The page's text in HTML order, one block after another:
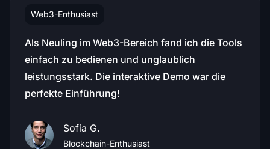
Web3-Enthusiast
Als Neuling im Web3-Bereich fand ich die Tools
einfach zu bedienen und unglaublich
leistungsstark. Die interaktive Demo war die
perfekte Einführung!
Sofia G.
Blockchain-Enthusiast